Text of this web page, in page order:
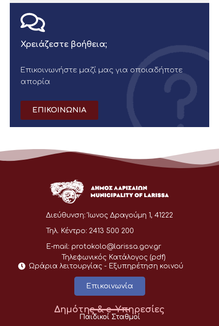
Χρειάζεστε βοήθεια;
Επικοινωνήστε μαζί μας για οποιαδήποτε
απορία
ΕΠΙΚΟΙΝΩΝΙΑ
Διεύθυνση: Ίωνος Δραγούμη 1, 41222
Τηλ. Κέντρο: 2413 500 200
E-mail: protokolo@larissa.gov.gr
Τηλεφωνικός Κατάλογος (pdf)
Ωράρια λειτουργίας - Eξυπηρέτηση κοινού
Επικοινωνία
Δημότης & e-Υπηρεσίες
Παιδικοί Σταθμοί